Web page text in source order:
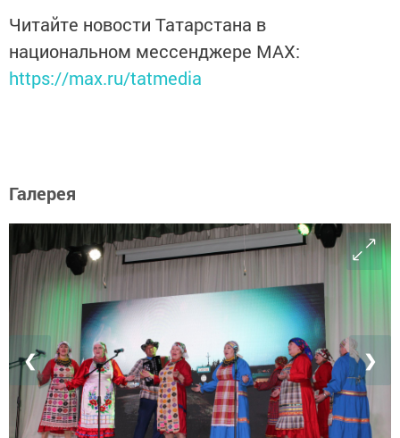
Читайте новости Татарстана в
национальном мессенджере MАХ:
https://max.ru/tatmedia
Галерея
❮ ❯